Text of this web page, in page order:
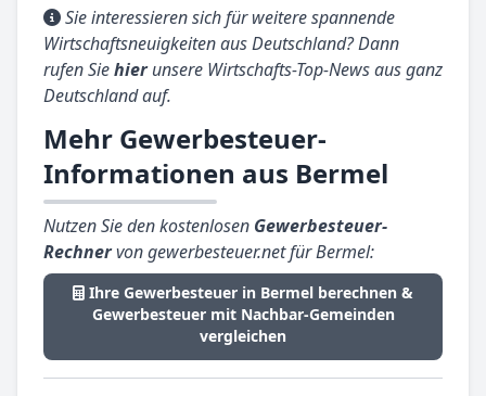
Sie interessieren sich für weitere spannende
Wirtschaftsneuigkeiten aus Deutschland? Dann
rufen Siehierunsere Wirtschafts-Top-News aus ganz
Deutschland auf.
Mehr Gewerbesteuer-
Informationen aus Bermel
Nutzen Sie den kostenlosen Gewerbesteuer-
Rechnervon gewerbesteuer.net für Bermel:
Ihre Gewerbesteuer in Bermel berechnen &
Gewerbesteuer mit Nachbar-Gemeinden
vergleichen